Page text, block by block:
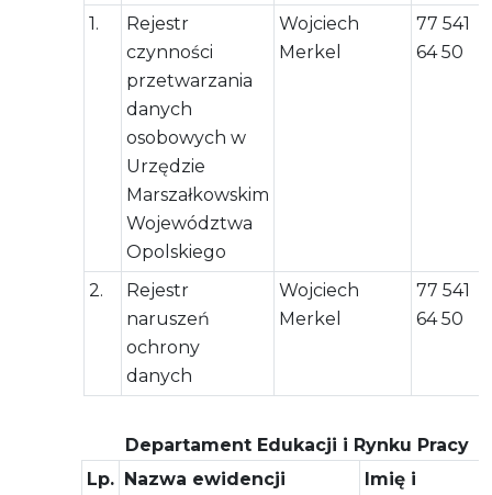
1.
Rejestr
czynności
przetwarzania
danych
osobowych w
Urzędzie
Marszałkowskim
Województwa
Opolskiego
Wojciech
Merkel
77 541
64 50
2.
Rejestr
naruszeń
ochrony
danych
Wojciech
Merkel
77 541
64 50
Departament Edukacji i Rynku Pracy
Lp. Nazwa ewidencji
Imię i